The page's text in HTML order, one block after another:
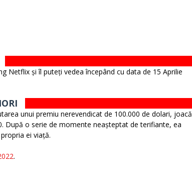
Netflix și îl puteți vedea începând cu data de 15 Aprilie
unui premiu nerevendicat de 100.000 de dolari, joacă
După o serie de momente neașteptat de terifiante, ea
ei viață.
.